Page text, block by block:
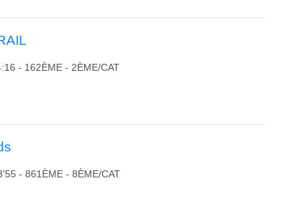
- 162ÈME - 2ÈME/CAT
- 861ÈME - 8ÈME/CAT